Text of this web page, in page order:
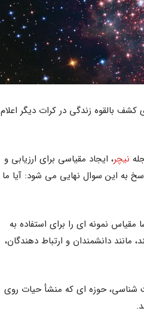
بالقوه زندگی در کرات دیگر اعلام
نیچر، ایجاد مقیاسی برای ارزیابی و
به این سوال نهایی می شود: آیا ما
نمونه ای را برای استفاده به
دانشمندان و ارتباط دهندگان،
شناسی، حوزه ای که منشأ حیات روی